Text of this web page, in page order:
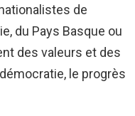
de
du Pays Basque ou
des valeurs et des
le progrès